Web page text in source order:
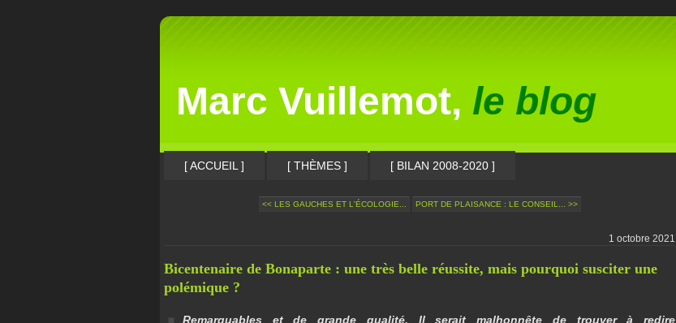
Marc Vuillemot, le blog
[ ACCUEIL ] [ THÈMES ] [ BILAN 2008-2020 ]
<< LES GAUCHES ET L'ÉCOLOGIE... PORT DE PLAISANCE : LE CONSEIL... >>
1 octobre 2021
Bicentenaire de Bonaparte : une très belle réussite, mais pourquoi susciter une
polémique ?
Remarquables et de grande qualité. Il serait malhonnête de trouver à redire